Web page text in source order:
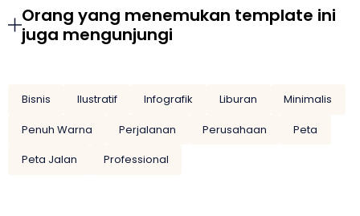
Orang yang menemukan template ini
juga mengunjungi
Bisnis Ilustratif Infografik Liburan
Minimalis
Penuh Warna
Perjalanan Perusahaan
Peta
Peta Jalan
Professional